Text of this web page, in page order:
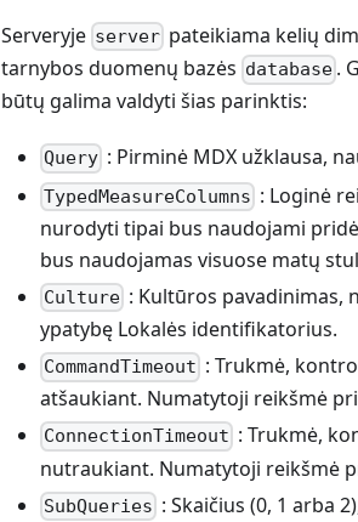
Serveryje server pateikiama kelių
tarnybos duomenų bazės database .
būtų galima valdyti šias parinktis:
Query : Pirminė MDX užklausa,
TypedMeasureColumns : Loginė
nurodyti tipai bus naudojami
bus naudojamas visuose matų
Culture : Kultūros pavadinimas,
ypatybę Lokalės identifikatorius.
CommandTimeout : Trukmė,
atšaukiant. Numatytoji reikšmė
ConnectionTimeout : Trukmė,
nutraukiant. Numatytoji reikšmė
SubQueries : Skaičius (0, 1 arba